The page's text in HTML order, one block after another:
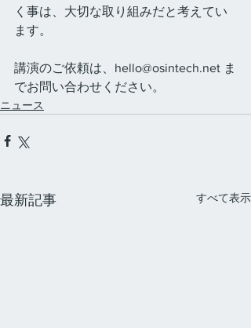
く事は、大切な取り組みだと考えてい
ます。
講演のご依頼は、hello@osintech.net ま
でお問い合わせください。
ニュース
最新記事 すべて表示